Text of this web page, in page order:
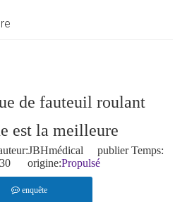
de fauteuil roulant
est la meilleure
publier Temps:
30 origine:Propulsé
enquête